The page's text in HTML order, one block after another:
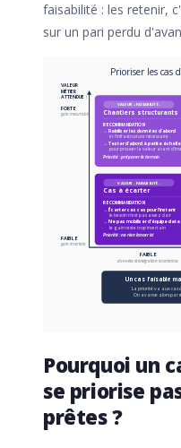
faisabilité : les retenir,
sur un pari perdu
Prioriser les cas
VALEUR
MÉTIER
ATTENDUE ↑
FORTE
gain mesurable
FAIBLE
gain incertain
FAIBLE
données et intégration incertaines
VALEUR + FAISABILITÉ -
Chantiers structurants
RECOMMANDATION
→ Fiabiliser les données d’abord
et l’infrastructure nécessaire
→ Tester d’abord à petite échelle
pour prouver la valeur avant
Priorité : préparer le terrain
VALEUR - FAISABILITÉ -
Cas à écarter
RECOMMANDATION
→ Écarter ces cas pour l’instant
le besoin n’est pas assez clair
→ Ne pas mobiliser d’équipe data
le gain reste trop incertain
Priorité : ne rien lancer ici
Un cas faisable
La priorité va aux cas
On avance alors par
Pourquoi un
se priorise
prêtes ?